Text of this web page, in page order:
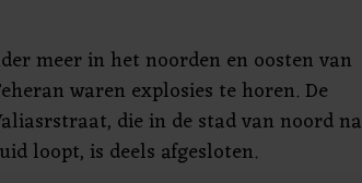
meer in het noorden en oosten van
waren explosies te horen. De
die in de stad van noord
loopt, is deels afgesloten.